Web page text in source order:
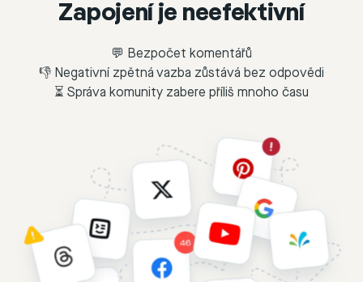
Zapojení je neefektivní
💬 Bezpočet komentářů
👎 Negativní zpětná vazba zůstává bez odpovědi
⏳ Správa komunity zabere příliš mnoho času